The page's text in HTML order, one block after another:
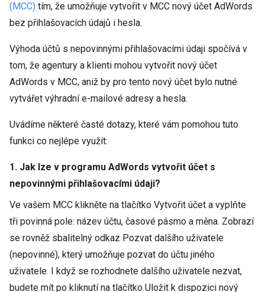
(MCC) tím, že umožňuje vytvořit v MCC nový účet AdWords
bez přihlašovacích údajů i hesla.
Výhoda účtů s nepovinnými přihlašovacími údaji spočívá v
tom, že agentury a klienti mohou vytvořit nový účet
AdWords v MCC, aniž by pro tento nový účet bylo nutné
vytvářet výhradní e-mailové adresy a hesla.
Uvádíme některé časté dotazy, které vám pomohou tuto
funkci co nejlépe využít:
1. Jak lze v programu AdWords vytvořit účet s
nepovinnými přihlašovacími údaji?
Ve vašem MCC klikněte na tlačítko Vytvořit účet a vyplňte
tři povinná pole: název účtu, časové pásmo a měna. Zobrazí
se rovněž sbalitelný odkaz Pozvat dalšího uživatele
(nepovinné), který umožňuje pozvat do účtu jiného
uživatele. I když se rozhodnete dalšího uživatele nezvat,
budete mít po kliknutí na tlačítko Uložit k dispozici nový